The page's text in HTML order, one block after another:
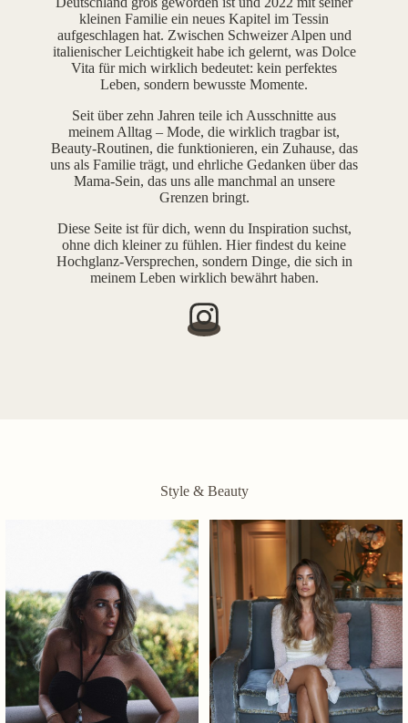
kleinen Familie ein neues Kapitel im Tessin
aufgeschlagen hat. Zwischen Schweizer Alpen und
italienischer Leichtigkeit habe ich gelernt, was Dolce
Vita für mich wirklich bedeutet: kein perfektes
Leben, sondern bewusste Momente.
Seit über zehn Jahren teile ich Ausschnitte aus
meinem Alltag – Mode, die wirklich tragbar ist,
Beauty-Routinen, die funktionieren, ein Zuhause, das
uns als Familie trägt, und ehrliche Gedanken über das
Mama-Sein, das uns alle manchmal an unsere
Grenzen bringt.
Diese Seite ist für dich, wenn du Inspiration suchst,
ohne dich kleiner zu fühlen. Hier findest du keine
Hochglanz-Versprechen, sondern Dinge, die sich in
meinem Leben wirklich bewährt haben.
Style & Beauty